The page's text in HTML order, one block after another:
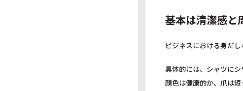
基本は清潔感と
ビジネスにおける身だ
具体的には、シャツに
顔色は健康的か、爪は